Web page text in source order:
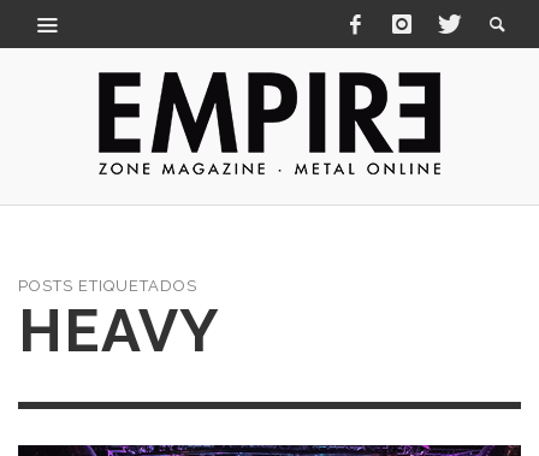
POSTS ETIQUETADOS
HEAVY